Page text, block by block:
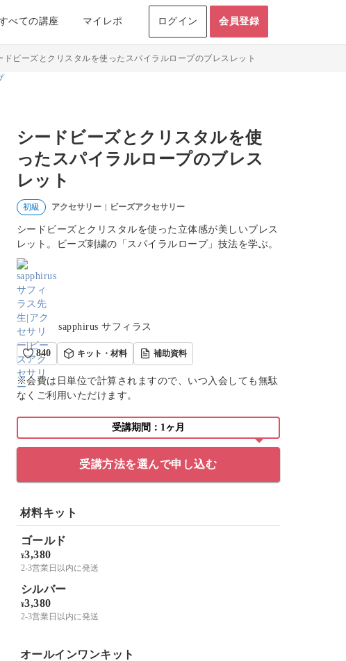
べての講座 マイレポ ログイン 会員登録
ドビーズとクリスタルを使ったスパイラルロープのブレスレット
シードビーズとクリスタルを使
ったスパイラルロープのブレス
レット
初級 アクセサリー | ビーズアクセサリー
シードビーズとクリスタルを使った立体感が美しいブレス
レット。ビーズ刺繍の「スパイラルロープ」技法を学ぶ。
sapphirus サフィラス
840 キット・材料 補助資料
※会費は日単位で計算されますので、いつ入会しても無駄
なくご利用いただけます。
受講期間：1ヶ月
受講方法を選んで申し込む
材料キット
ゴールド
¥3,380
2-3営業日以内に発送
シルバー
¥3,380
2-3営業日以内に発送
オールインワンキット